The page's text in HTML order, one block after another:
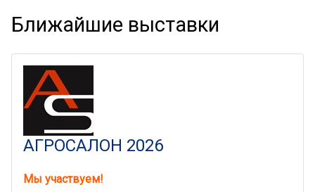
Ближайшие выставки
АГРОСАЛОН 2026
Мы участвуем!